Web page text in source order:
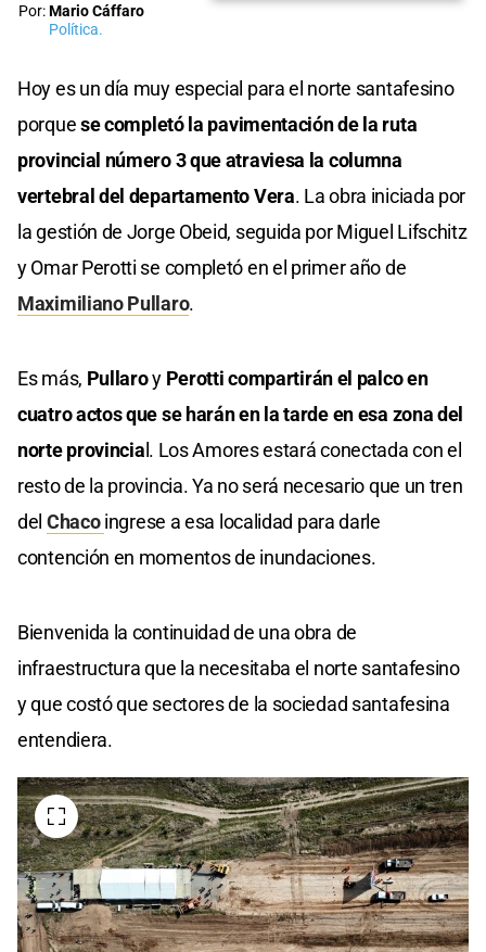
Por:Mario Cáffaro
Política.
Hoy es un día muy especial para el norte santafesino
porquese completó la pavimentación de la ruta
provincial número 3 que atraviesa la columna
vertebral del departamento Vera. La obra iniciada por
la gestión de Jorge Obeid, seguida por Miguel Lifschitz
y Omar Perotti se completó en el primer año de
Maximiliano Pullaro.
Es más, Pullaroy Perotti compartirán el palco en
cuatro actos que se harán en la tarde en esa zona del
norte provincial. Los Amores estará conectada con el
resto de la provincia. Ya no será necesario que un tren
del Chacoingrese a esa localidad para darle
contención en momentos de inundaciones.
Bienvenida la continuidad de una obra de
infraestructura que la necesitaba el norte santafesino
y que costó que sectores de la sociedad santafesina
entendiera.